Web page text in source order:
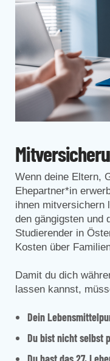
Wenn deine Eltern,
Ehepartner*in
ihnen mitversichern
den gängigsten und
Studierender in
Kosten über
Damit du dich
lassen kannst,
Dein
Du bist nicht selbst
Du hast das 27.